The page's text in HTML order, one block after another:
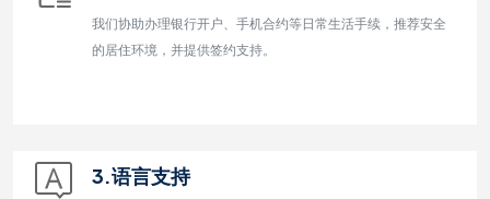
我们协助办理银行开户、手机合约等日常生活手续，推荐安全
的居住环境，并提供签约支持。
3.语言支持